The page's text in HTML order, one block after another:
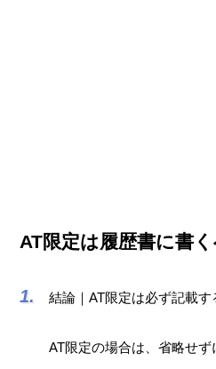
AT限定は履歴書に書
結論｜AT限定は必ず記載す
AT限定の場合は、省略せず